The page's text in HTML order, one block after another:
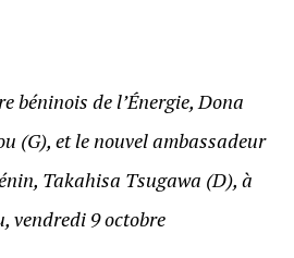
béninois de l’Énergie, Dona
(G), et le nouvel ambassadeur
Takahisa Tsugawa (D), à
vendredi 9 octobre